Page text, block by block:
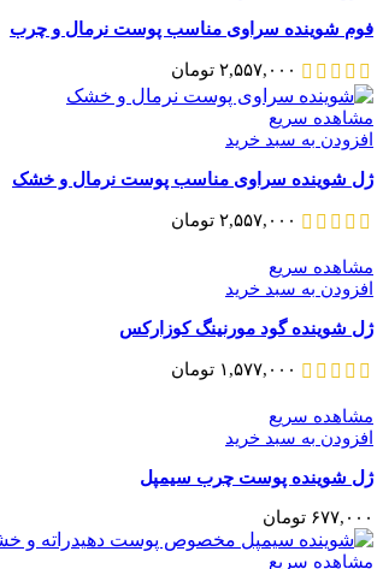
فوم شوینده سراوی مناسب پوست نرمال و چرب
۲,۵۵۷,۰۰۰ تومان
مشاهده سریع
افزودن به سبد خرید
ژل شوینده سراوی مناسب پوست نرمال و خشک
۲,۵۵۷,۰۰۰ تومان
مشاهده سریع
افزودن به سبد خرید
ژل شوینده گود مورنینگ کوزارکس
۱,۵۷۷,۰۰۰ تومان
مشاهده سریع
افزودن به سبد خرید
ژل شوینده پوست چرب سیمپل
۶۷۷,۰۰۰ تومان
مشاهده سریع